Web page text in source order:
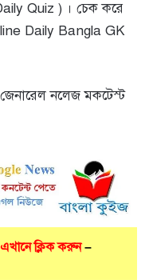
Quiz ) । চেক করে
Daily Bangla GK
নলেজ মকটেস্ট
ক্লিক করুন–